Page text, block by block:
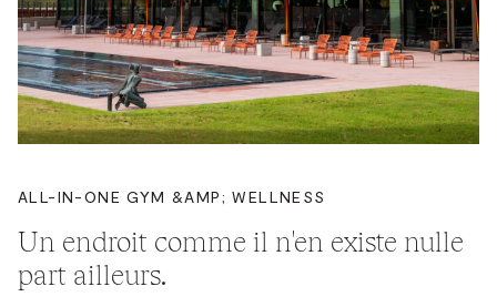
ALL-IN-ONE GYM &AMP; WELLNESS
Un endroit comme il n'en existe nulle
part ailleurs.